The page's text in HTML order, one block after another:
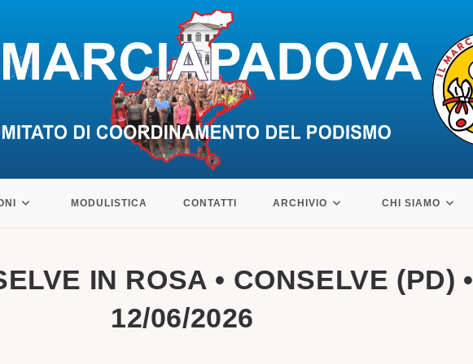
MODULISTICA CONTATTI ARCHIVIO CHI SIAMO
IN ROSA • CONSELVE (PD) •
12/06/2026